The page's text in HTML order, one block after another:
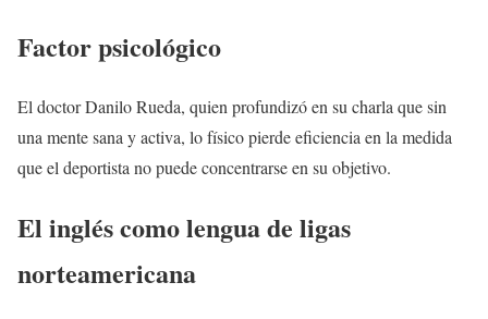
Factor psicológico
El doctor Danilo Rueda, quien profundizó en su charla que sin
una mente sana y activa, lo físico pierde eficiencia en la medida
que el deportista no puede concentrarse en su objetivo.
El inglés como lengua de ligas
norteamericana